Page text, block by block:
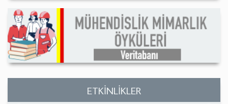
ETKİNLİKLER